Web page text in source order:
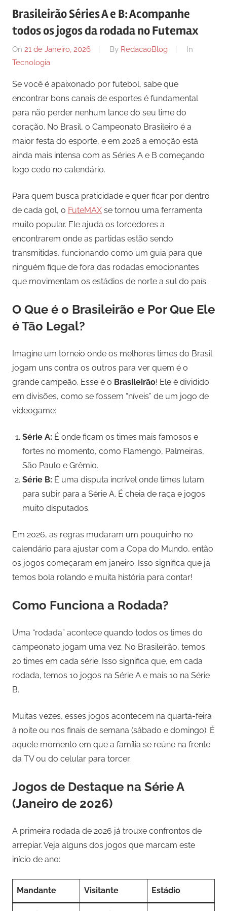
Brasileirão Séries A e B: Acompanhe
todos os jogos da rodada no Futemax
On 21 de Janeiro, 2026 By RedacaoBlog
In
Tecnologia
Se você é apaixonado por futebol, sabe que
encontrar bons canais de esportes é fundamental
para não perder nenhum lance do seu time do
coração. No Brasil, o Campeonato Brasileiro é a
maior festa do esporte, e em 2026 a emoção está
ainda mais intensa com as Séries A e B começando
logo cedo no calendário.
Para quem busca praticidade e quer ficar por dentro
de cada gol, o FuteMAX se tornou uma ferramenta
muito popular. Ele ajuda os torcedores a
encontrarem onde as partidas estão sendo
transmitidas, funcionando como um guia para que
ninguém fique de fora das rodadas emocionantes
que movimentam os estádios de norte a sul do país.
O Que é o Brasileirão e Por Que Ele
é Tão Legal?
Imagine um torneio onde os melhores times do Brasil
jogam uns contra os outros para ver quem é o
grande campeão. Esse é o Brasileirão! Ele é dividido
em divisões, como se fossem “níveis” de um jogo de
videogame:
Série A: É onde ficam os times mais famosos e
fortes no momento, como Flamengo, Palmeiras,
São Paulo e Grêmio.
Série B: É uma disputa incrível onde times lutam
para subir para a Série A. É cheia de raça e jogos
muito disputados.
Em 2026, as regras mudaram um pouquinho no
calendário para ajustar com a Copa do Mundo, então
os jogos começaram em janeiro. Isso significa que já
temos bola rolando e muita história para contar!
Como Funciona a Rodada?
Uma “rodada” acontece quando todos os times do
campeonato jogam uma vez. No Brasileirão, temos
20 times em cada série. Isso significa que, em cada
rodada, temos 10 jogos na Série A e mais 10 na Série
B.
Muitas vezes, esses jogos acontecem na quarta-feira
à noite ou nos finais de semana (sábado e domingo). É
aquele momento em que a família se reúne na frente
da TV ou do celular para torcer.
Jogos de Destaque na Série A
(Janeiro de 2026)
A primeira rodada de 2026 já trouxe confrontos de
arrepiar. Veja alguns dos jogos que marcam este
início de ano:
Mandante Visitante Estádio